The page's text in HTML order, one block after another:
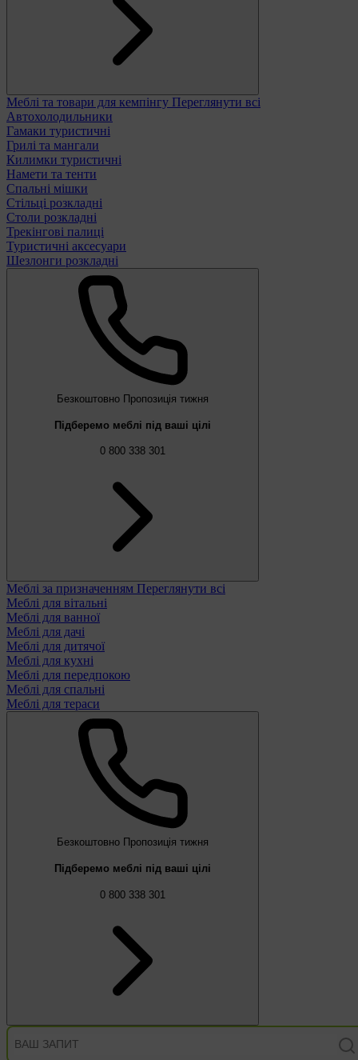
Меблі та товари для кемпінгу Переглянути всі
Автохолодильники
Гамаки туристичні
Грилі та мангали
Килимки туристичні
Намети та тенти
Спальні мішки
Стільці розкладні
Столи розкладні
Трекінгові палиці
Туристичні аксесуари
Шезлонги розкладні
Безкоштовно Пропозиція тижня
Підберемо меблі під ваші цілі
0 800 338 301
Меблі за призначенням Переглянути всі
Меблі для вітальні
Меблі для ванної
Меблі для дачі
Меблі для дитячої
Меблі для кухні
Меблі для передпокою
Меблі для спальні
Меблі для тераси
Безкоштовно Пропозиція тижня
Підберемо меблі під ваші цілі
0 800 338 301